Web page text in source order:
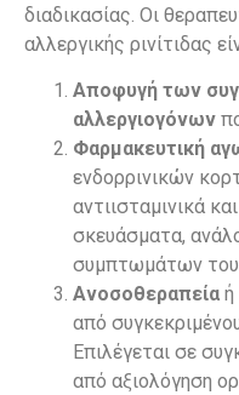
διαδικασίας. Οι
αλλεργικής ρινίτιδας
Αποφυγή των
αλλεργιογόνων
Φαρμακευτική
ενδορρινικών
αντιισταμινικά
σκευάσματα,
συμπτωμάτων του
Ανοσοθεραπεία ή
από
Επιλέγεται σε
από αξιολόγηση